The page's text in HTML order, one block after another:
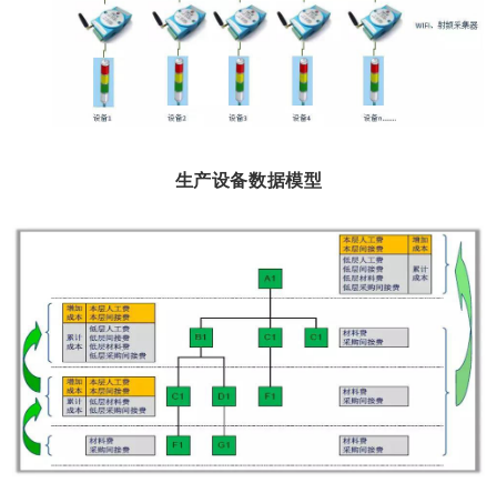
生产设备数据模型